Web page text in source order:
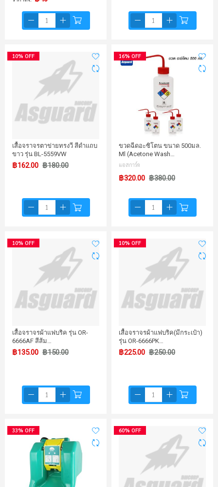
10% OFF
เสื้อจราจรตาข่ายทรงวี สีดำแถบ
ขาว รุ่น BL-5559VW
฿162.00 ฿180.00
16% OFF
ขวดฉีดอะซิโตน ขนาด 500มล.
Ml (Acetone Wash…
แอสการ์ด
฿320.00 ฿380.00
10% OFF
เสื้อจราจรผ้าแฟบริค รุ่น OR-
6666AF สีส้ม…
฿135.00 ฿150.00
10% OFF
เสื้อจราจรผ้าแฟบริค(มีกระเป๋า)
รุ่น OR-6666PK…
฿225.00 ฿250.00
33% OFF 60% OFF